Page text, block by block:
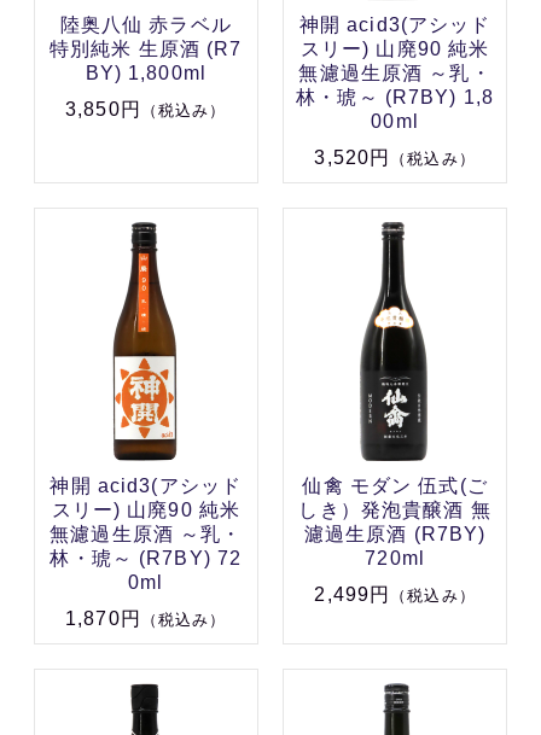
陸奥八仙 赤ラベル
特別純米 生原酒 (R7
BY) 1,800ml
3,850円
（税込み）
神開 acid3(アシッド
スリー) 山廃90 純米
無濾過生原酒 ～乳・
林・琥～ (R7BY) 1,8
00ml
3,520円
（税込み）
神開 acid3(アシッド
スリー) 山廃90 純米
無濾過生原酒 ～乳・
林・琥～ (R7BY) 72
0ml
1,870円
（税込み）
仙禽 モダン 伍式(ご
しき）発泡貴醸酒 無
濾過生原酒 (R7BY)
720ml
2,499円
（税込み）